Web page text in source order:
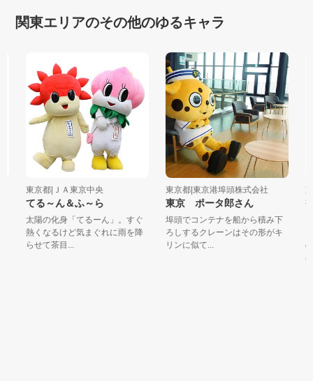
関東エリアのその他のゆるキャラ
東京都|ＪＡ東京中央
てる～ん＆ふ～ら
太陽の化身「てるーん」。すぐ
熱くなるけど気まぐれに雨を降
らせて茶目...
東京都|東京港埠頭株式会社
東京 ポータ郎さん
埠頭でコンテナを船から積み下
ろしするクレーンはその形がキ
リンに似て...
社